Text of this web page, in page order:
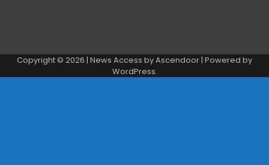
Copyright © 2026 | News Access byAscendoor| Powered by
WordPress.